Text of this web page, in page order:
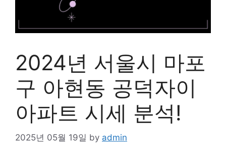
2024년 서울시 마포
구 아현동 공덕자이
아파트 시세 분석!
2025년 05월 19일 by admin